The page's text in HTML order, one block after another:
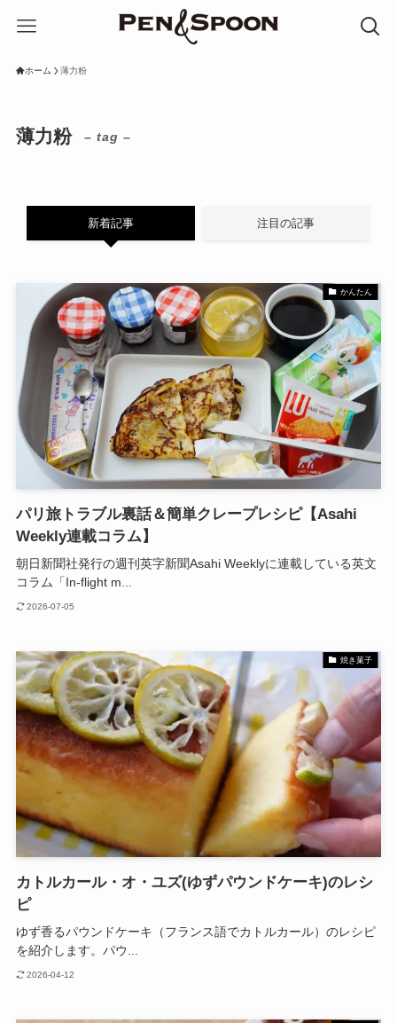
ホーム 薄力粉
薄力粉 – tag –
新着記事 注目の記事
かんたん
パリ旅トラブル裏話＆簡単クレープレシピ【Asahi
Weekly連載コラム】
朝日新聞社発行の週刊英字新聞Asahi Weeklyに連載している英文
コラム「In-flight m...
2026-07-05
焼き菓子
カトルカール・オ・ユズ(ゆずパウンドケーキ)のレシ
ピ
ゆず香るパウンドケーキ（フランス語でカトルカール）のレシピ
を紹介します。パウ...
2026-04-12